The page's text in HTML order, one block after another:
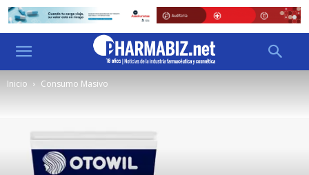
Inicio Consumo Masivo